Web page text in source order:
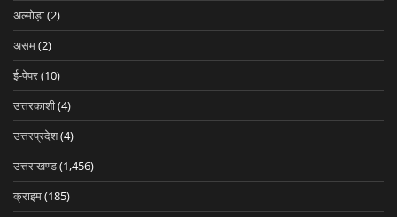
अल्मोड़ा(2)
असम(2)
ई-पेपर(10)
उत्तरकाशी(4)
उत्तरप्रदेश(4)
उत्तराखण्ड(1,456)
क्राइम(185)